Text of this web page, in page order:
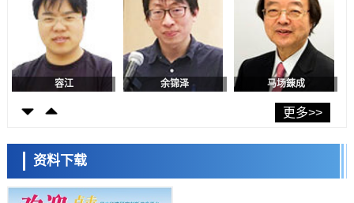
科学研究
东京都产技研采用新手法开发出可稳定工作至300℃的介电材料，已验
证电容器可在汽车发动机等高温环境下工作
经济・社会
日本生成式AI使用者占比一年内翻倍，但与中美德仍有较大差距
政策
日本修订首都直下型地震紧急对策：目标为死亡人数至少减半，重点强
福井大学发现细胞记忆过往并抑制反应的机制，阐明即便DNA相同反应
迥异之谜
科学研究
神户大学确认口服癌症疫苗B440单药给药的安全性，在转移性尿路上皮
容江 余锦泽 马场錬成
更多>>
资料下载